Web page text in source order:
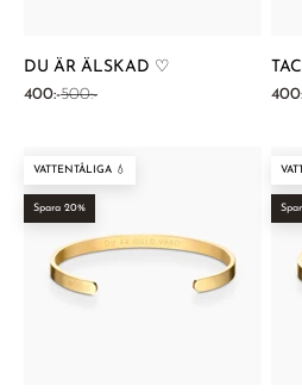
DU ÄR ÄLSKAD ♡
REA-pris
400:-Pris
500:-
VATTENTÅLIGA 💧
Spara 20%